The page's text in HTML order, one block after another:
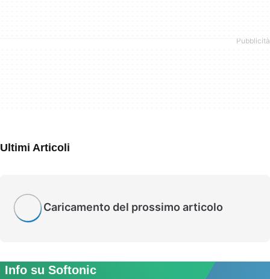
Ultimi Articoli
Caricamento del prossimo articolo
Info su Softonic